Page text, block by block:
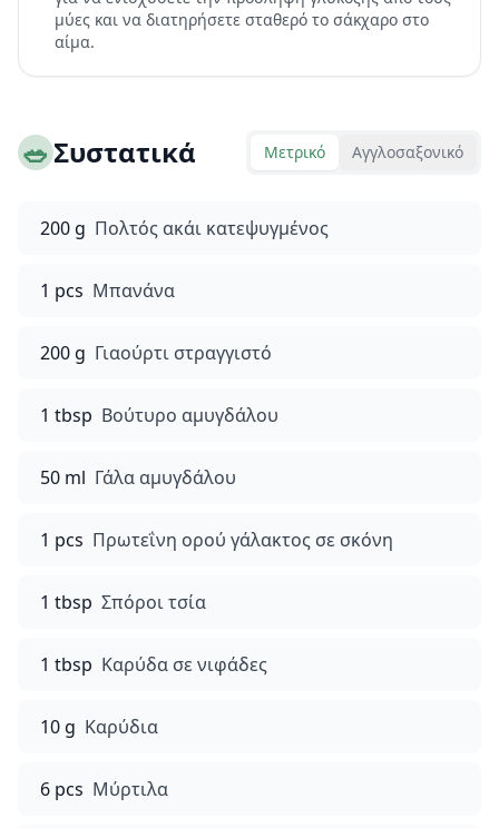
μύες και να διατηρήσετε σταθερό το σάκχαρο στο
αίμα.
🥗Συστατικά Μετρικό Αγγλοσαξονικό
200 g Πολτός ακάι κατεψυγμένος
1 pcs Μπανάνα
200 g Γιαούρτι στραγγιστό
1 tbsp Βούτυρο αμυγδάλου
50 ml Γάλα αμυγδάλου
1 pcs Πρωτεΐνη ορού γάλακτος σε σκόνη
1 tbsp Σπόροι τσία
1 tbsp Καρύδα σε νιφάδες
10 g Καρύδια
6 pcs Μύρτιλα